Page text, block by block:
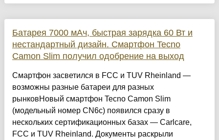
Батарея 7000 мАч, быстрая зарядка 60 Вт и
нестандартный дизайн. Смартфон Tecno
Camon Slim получил одобрение на выход
Смартфон засветился в FCC и TUV Rheinland —
возможны разные батареи для разных
рынковНовый смартфон Tecno Camon Slim
(модельный номер CN6c) появился сразу в
нескольких сертификационных базах — Carlcare,
FCC и TUV Rheinland. Документы раскрыли